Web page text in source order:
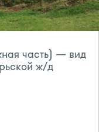
часть) — вид
ж/д